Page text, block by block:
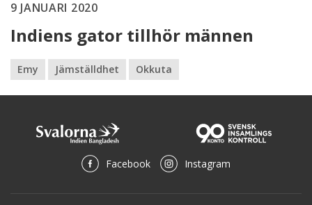
9 JANUARI 2020
Indiens gator tillhör männen
Emy Jämställdhet Okkuta
Facebook Instagram